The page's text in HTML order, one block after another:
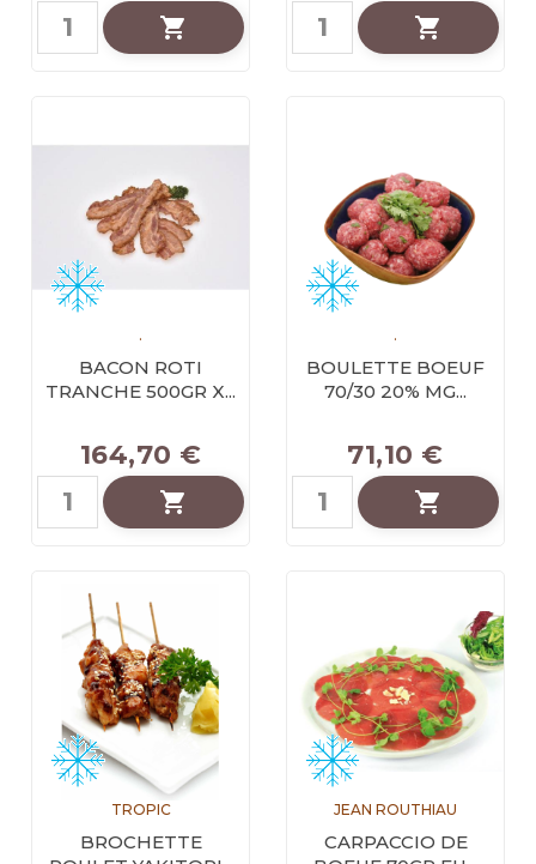
 
.
BACON ROTI
TRANCHE 500GR X...
164,70 €

.
BOULETTE BOEUF
70/30 20% MG...
71,10 €

TROPIC
BROCHETTE
JEAN ROUTHIAU
CARPACCIO DE